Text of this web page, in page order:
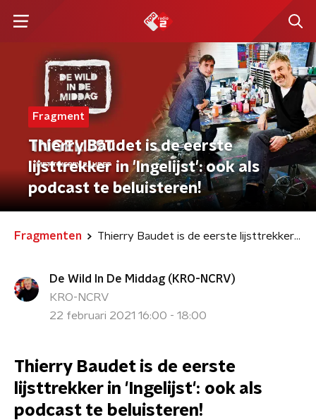
Fragment
Thierry Baudet is de eerste
lijsttrekker in 'Ingelijst': ook als
podcast te beluisteren!
Fragmenten Thierry Baudet is de eerste lijsttrekker in 'Ingelijst': ook als podcast te beluisteren!
De Wild In De Middag (KRO-NCRV)
KRO-NCRV
22 februari 2021 16:00 - 18:00
Thierry Baudet is de eerste
lijsttrekker in 'Ingelijst': ook als
podcast te beluisteren!